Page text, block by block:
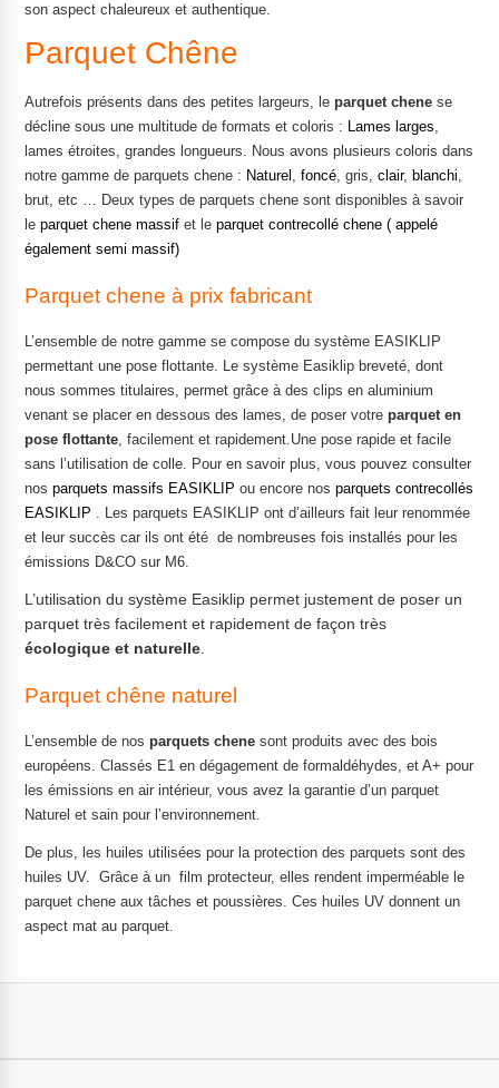
son aspect chaleureux et authentique.
Parquet Chêne
Autrefois présents dans des petites largeurs, leparquet chene se
décline sous une multitude de formats et coloris : Lames larges,
lames étroites, grandes longueurs. Nous avons plusieurs coloris dans
notre gamme de parquets chene : Naturel ,foncé, gris,clair, blanchi,
brut, etc … Deux types de parquets chene sont disponibles à savoir
leparquet chene massif et leparquet contrecollé chene ( appelé
également semi massif)
Parquet chene à prix fabricant
L’ensemble de notre gamme se compose du système EASIKLIP
permettant une pose flottante. Le système Easiklip breveté, dont
nous sommes titulaires, permet grâce à des clips en aluminium
venant se placer en dessous des lames, de poser votre parquet en
pose flottante, facilement et rapidement.Une pose rapide et facile
sans l’utilisation de colle. Pour en savoir plus, vous pouvez consulter
nosparquets massifs EASIKLIP ou encore nosparquets contrecollés
EASIKLIP . Les parquets EASIKLIP ont d’ailleurs fait leur renommée
et leur succès car ils ont été de nombreuses fois installés pour les
émissions D&CO sur M6.
L’utilisation du système Easiklip permet justement de poser un
parquet très facilement et rapidement de façon très
écologique et naturelle
Parquet chêne naturel
L’ensemble de nosparquets chene sont produits avec des bois
européens. Classés E1 en dégagement de formaldéhydes, et A+ pour
les émissions en air intérieur, vous avez la garantie d’un parquet
Naturel et sain pour l’environnement.
De plus, les huiles utilisées pour la protection des parquets sont des
huiles UV. Grâce à un film protecteur, elles rendent imperméable le
parquet chene aux tâches et poussières. Ces huiles UV donnent un
aspect mat au parquet.